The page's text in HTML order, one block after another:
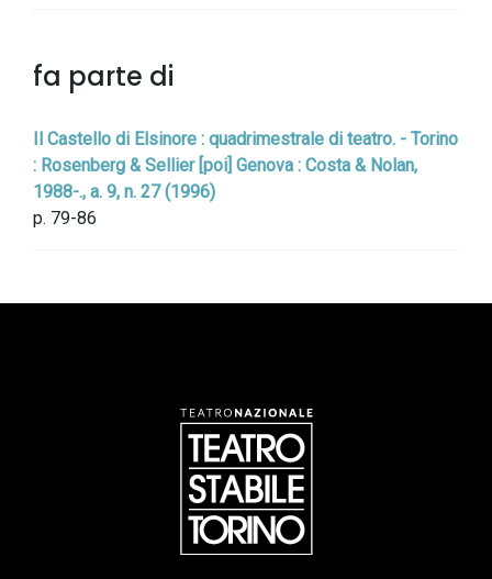
fa parte di
Il Castello di Elsinore : quadrimestrale di teatro. - Torino
: Rosenberg & Sellier [poi] Genova : Costa & Nolan,
1988-., a. 9, n. 27 (1996)
p. 79-86